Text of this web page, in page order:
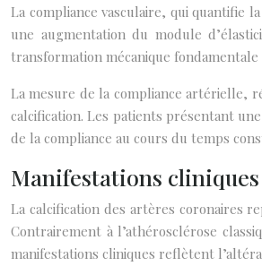
La compliance vasculaire, qui quantifie
une augmentation du module
transformation mécanique
La mesure de la compliance artérielle,
calcification. Les patients présentant
de la compliance au cours du temps
Manifestations
La calcification des artères coronaires
Contrairement à l’athérosclérose
manifestations cliniques reflètent